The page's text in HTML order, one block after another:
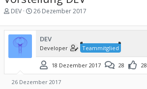
E
s
t
e
l
r
DEV
E
s
a
m
26 Dezember 2017
DEV
Developer Teammitglied
18 Dezember 2017 28 28
26 Dezember 2017